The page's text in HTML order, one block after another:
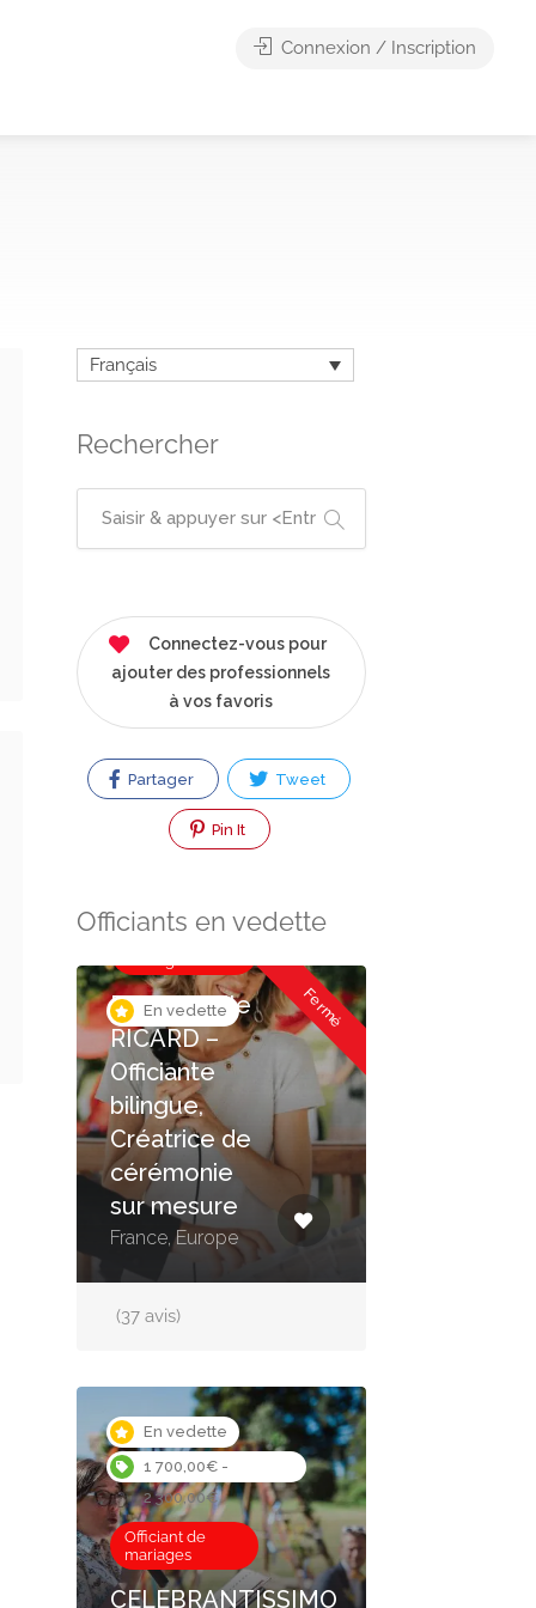
Connexion / Inscription
Français
Rechercher
Connectez-vous pour
ajouter des professionnels
à vos favoris
Partager Tweet
Pin It
Officiants en vedette
En vedette Fermé
Emmanuelle
RICARD –
Officiante
bilingue,
Créatrice de
cérémonie
sur mesure
France, Europe
(37 avis)
En vedette
1 700,00€ -
2 300,00€
Officiant de
mariages
CELEBRANTISSIMO